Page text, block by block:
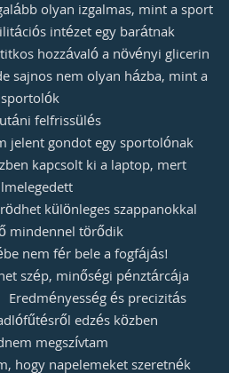
olyan izgalmas, mint a sport
intézet egy barátnak
hozzávaló a növényi glicerin
sajnos nem olyan házba, mint a
sportolók
felfrissülés
jelent gondot egy sportolónak
kapcsolt ki a laptop, mert
különleges szappanokkal
mindennel törődik
nem fér bele a fogfájás!
szép, minőségi pénztárcája
Eredményesség és precizitás
edzés közben
megszívtam
hogy napelemeket szeretnék